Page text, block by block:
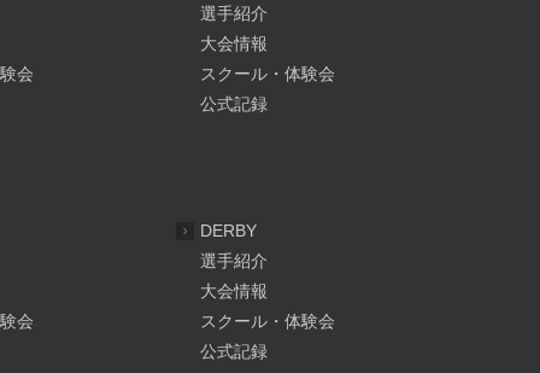
会
選手紹介
大会情報
スクール・体験会
公式記録
会
DERBY
選手紹介
大会情報
スクール・体験会
公式記録